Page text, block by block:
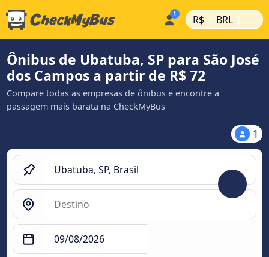
R$ | BRL |
Ônibus de Ubatuba, SP para São José
dos Campos a partir de R$ 72
Compare todas as empresas de ônibus e encontre a
passagem mais barata na CheckMyBus
1